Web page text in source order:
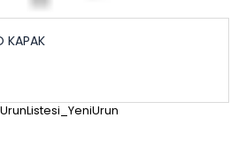
KAPAK
UrunListesi_YeniUrun